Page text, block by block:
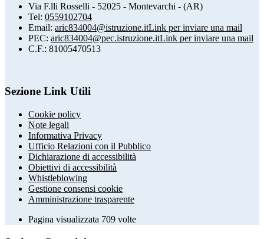
Via F.lli Rosselli - 52025 - Montevarchi - (AR)
Tel: 0559102704
Email: aric834004@istruzione.itLink per inviare una mail
PEC: aric834004@pec.istruzione.itLink per inviare una mail
C.F.: 81005470513
Sezione Link Utili
Cookie policy
Note legali
Informativa Privacy
Ufficio Relazioni con il Pubblico
Dichiarazione di accessibilità
Obiettivi di accessibilità
Whistleblowing
Gestione consensi cookie
Amministrazione trasparente
Pagina visualizzata 709 volte